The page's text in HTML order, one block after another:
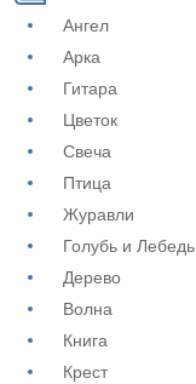
Ангел
Арка
Гитара
Цветок
Свеча
Птица
Журавли
Голубь и Лебедь
Дерево
Волна
Книга
Крест